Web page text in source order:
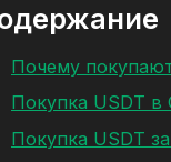
Почему
Покупка USDT в
Покупка USDT